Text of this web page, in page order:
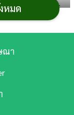
Entertainment
งทั้งคู่จะจัดขึ้นใน
ได้ที่นี่) ก่อนที่จะ
ายปีนี้ เรามาดู
นดีกว่า
หมด
ณา